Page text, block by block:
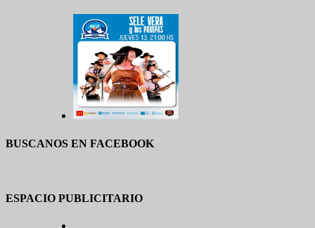
BUSCANOS EN FACEBOOK
ESPACIO PUBLICITARIO